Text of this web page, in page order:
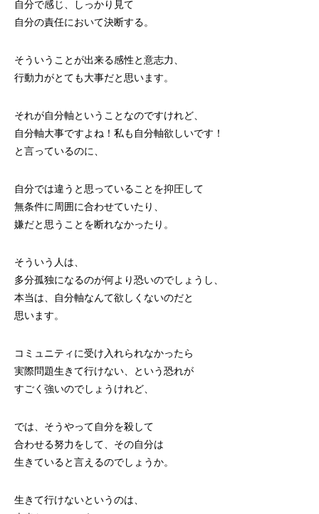
自分で感じ、しっかり見て
自分の責任において決断する。
そういうことが出来る感性と意志力、
行動力がとても大事だと思います。
それが自分軸ということなのですけれど、
自分軸大事ですよね！私も自分軸欲しいです！
と言っているのに、
自分では違うと思っていることを抑圧して
無条件に周囲に合わせていたり、
嫌だと思うことを断れなかったり。
そういう人は、
多分孤独になるのが何より恐いのでしょうし、
本当は、自分軸なんて欲しくないのだと
思います。
コミュニティに受け入れられなかったら
実際問題生きて行けない、という恐れが
すごく強いのでしょうけれど、
では、そうやって自分を殺して
合わせる努力をして、その自分は
生きていると言えるのでしょうか。
生きて行けないというのは、